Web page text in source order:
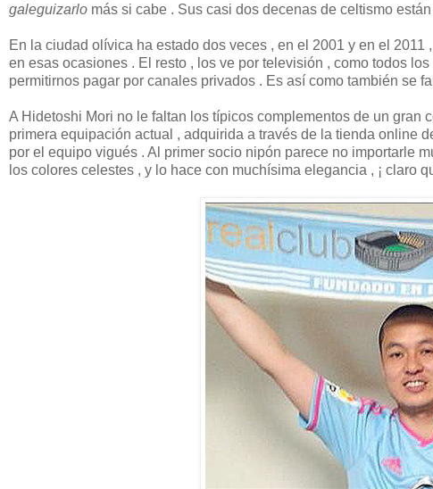
galeguizarlo más si cabe . Sus casi dos decenas de celtismo
En la ciudad olívica ha estado dos veces , en el 2001 y en el
en esas ocasiones . El resto , los ve por televisión , como todos
permitirnos pagar por canales privados . Es así como también se
A Hidetoshi Mori no le faltan los típicos complementos de un
primera equipación actual , adquirida a través de la tienda online
por el equipo vigués . Al primer socio nipón parece no importarle
los colores celestes , y lo hace con muchísima elegancia , ¡ claro